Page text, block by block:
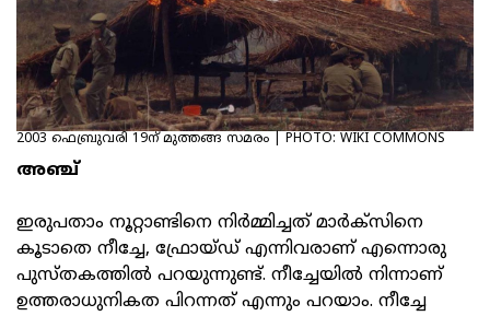
2003 ഫെബ്രുവരി 19ന് മുത്തങ്ങ സമരം | PHOTO: WIKI COMMONS
അഞ്ച്
ഇരുപതാം നൂറ്റാണ്ടിനെ നിര്‍മ്മിച്ചത് മാര്‍ക്‌സിനെ
കൂടാതെ നീച്ചേ, ഫ്രോയ്ഡ് എന്നിവരാണ് എന്നൊരു
പുസ്തകത്തില്‍ പറയുന്നുണ്ട്. നീച്ചേയില്‍ നിന്നാണ്
ഉത്തരാധുനികത പിറന്നത് എന്നും പറയാം. നീച്ചേ